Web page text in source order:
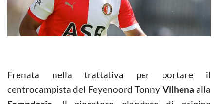
Frenata nella trattativa per portare il
centrocampista del Feyenoord Tonny Vilhena alla